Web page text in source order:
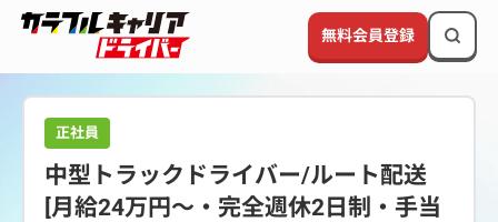
無料会員登録
正社員
中型トラックドライバー/ルート配送
[月給24万円〜・完全週休2日制・手当